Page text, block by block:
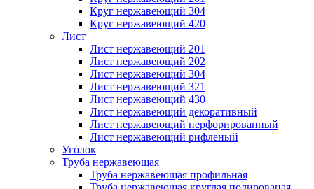
Круг нержавеющий 304
Круг нержавеющий 420
Лист
Лист нержавеющий 201
Лист нержавеющий 202
Лист нержавеющий 304
Лист нержавеющий 321
Лист нержавеющий 430
Лист нержавеющий декоративный
Лист нержавеющий перфорированный
Лист нержавеющий рифленый
Уголок
Труба нержавеющая
Труба нержавеющая профильная